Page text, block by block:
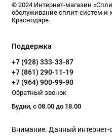
© 2024 Интернет-магазин
обслуживание сплит-систем и
Краснодаре.
Поддержка
+7 (928) 333-33-87
+7 (861) 290-11-19
+7 (964) 900-99-90
Обратный звонок
Будни, с 08.00 до 18.00
Внимание. Данный